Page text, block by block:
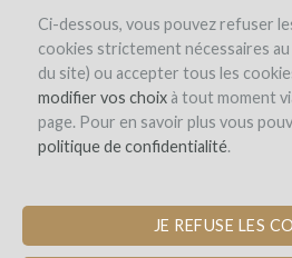
Ci-dessous, vous pouvez refuser
cookies strictement nécessaires
du site) ou accepter tous les
modifier vos choixà tout moment
page. Pour en savoir plus vous
politique de confidentialité.
JE REFUSE LES
Domaine Sarrat
ACHAT DE JARRES